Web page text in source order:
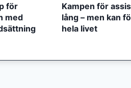
för
med
Kampen för
lång – men kan
hela livet